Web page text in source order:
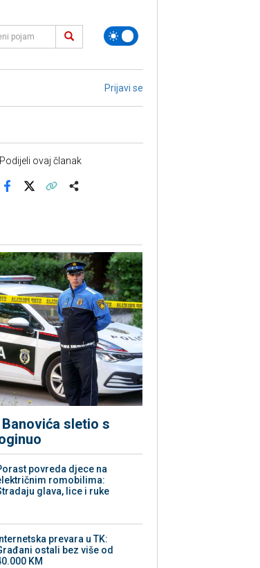
Prijavi se
Podijeli ovaj članak
sletio s
povreda djece na
romobilima:
glava, lice i ruke
Internetska prevara u TK:
ostali bez više od
KM